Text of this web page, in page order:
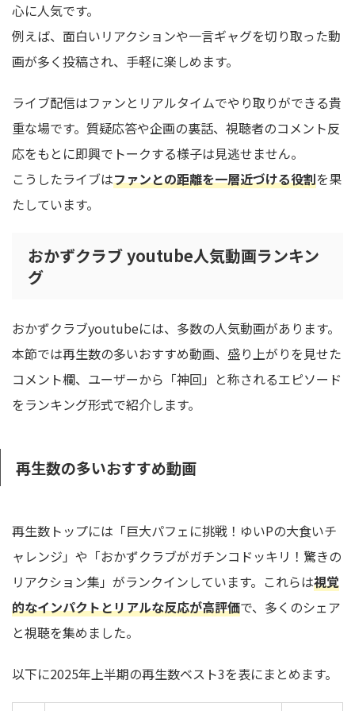
心に人気です。
例えば、面白いリアクションや一言ギャグを切り取った動
画が多く投稿され、手軽に楽しめます。
ライブ配信はファンとリアルタイムでやり取りができる貴
重な場です。質疑応答や企画の裏話、視聴者のコメント反
応をもとに即興でトークする様子は見逃せません。
こうしたライブはファンとの距離を一層近づける役割を果
たしています。
おかずクラブ youtube人気動画ランキン
グ
おかずクラブyoutubeには、多数の人気動画があります。
本節では再生数の多いおすすめ動画、盛り上がりを見せた
コメント欄、ユーザーから「神回」と称されるエピソード
をランキング形式で紹介します。
再生数の多いおすすめ動画
再生数トップには「巨大パフェに挑戦！ゆいPの大食いチ
ャレンジ」や「おかずクラブがガチンコドッキリ！驚きの
リアクション集」がランクインしています。これらは視覚
的なインパクトとリアルな反応が高評価で、多くのシェア
と視聴を集めました。
以下に2025年上半期の再生数ベスト3を表にまとめます。